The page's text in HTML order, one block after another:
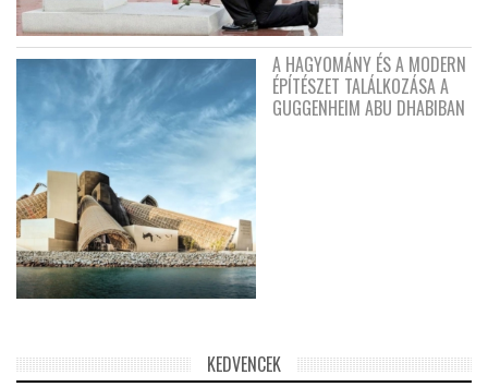
A HAGYOMÁNY ÉS A MODERN
ÉPÍTÉSZET TALÁLKOZÁSA A
GUGGENHEIM ABU DHABIBAN
KEDVENCEK